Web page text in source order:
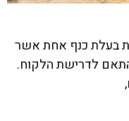
בעלת כנף אחת אשר
לדרישת הלקוח.